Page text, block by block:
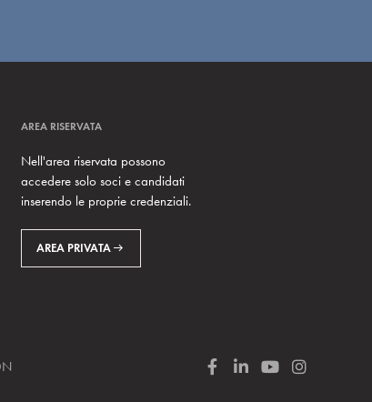
AREA RISERVATA
Nell'area riservata possono
accedere solo soci e candidati
inserendo le proprie credenziali.
AREA PRIVATA
F
L
Y
I